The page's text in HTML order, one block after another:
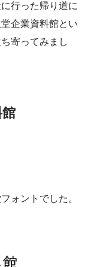
行った帰り道に
企業資料館とい
寄ってみまし
ォントでした。